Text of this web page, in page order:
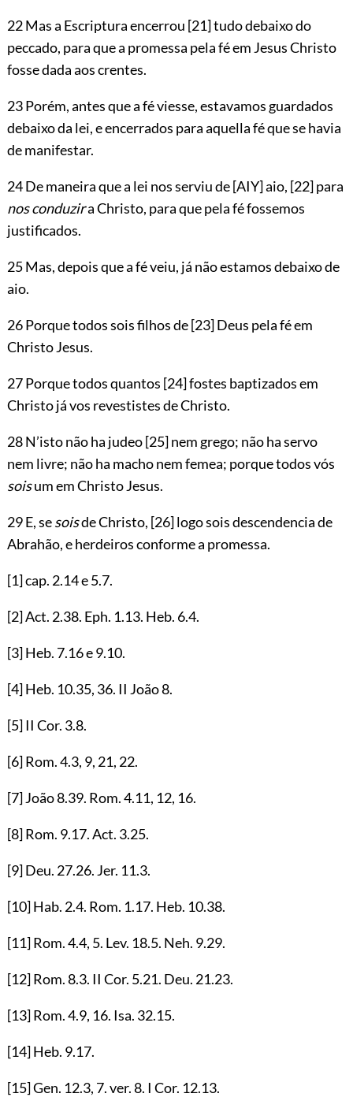
22 Mas a Escriptura encerrou [21]tudo debaixo do
peccado, para que a promessa pela fé em Jesus Christo
fosse dada aos crentes.
23 Porém, antes que a fé viesse, estavamos guardados
debaixo da lei, e encerrados para aquella fé que se havia
de manifestar.
24 De maneira que a lei nos serviu de[AIY]aio, [22]para
nos conduzira Christo, para que pela fé fossemos
justificados.
25 Mas, depois que a fé veiu, já não estamos debaixo de
aio.
26 Porque todos sois filhos de[23]Deus pela fé em
Christo Jesus.
27 Porque todos quantos [24]fostes baptizados em
Christo já vos revestistes de Christo.
28 N’isto não ha judeo[25]nem grego; não ha servo
nem livre; não ha macho nem femea; porque todos vós
soisum em Christo Jesus.
29 E, sesoisde Christo, [26]logo sois descendencia de
Abrahão, e herdeiros conforme a promessa.
[1]cap. 2.14e5.7.
[2]Act. 2.38. Eph. 1.13. Heb. 6.4.
[3]Heb. 7.16e9.10.
[4]Heb. 10.35, 36. II João8.
[5]II Cor. 3.8.
[6]Rom.4.3, 9, 21, 22.
[7]João8.39. Rom.4.11, 12, 16.
[8]Rom. 9.17. Act. 3.25.
[9]Deu. 27.26. Jer. 11.3.
[10]Hab. 2.4. Rom. 1.17. Heb. 10.38.
[11]Rom.4.4, 5. Lev. 18.5. Neh. 9.29.
[12]Rom.8.3. II Cor. 5.21. Deu. 21.23.
[13]Rom.4.9, 16. Isa. 32.15.
[14]Heb. 9.17.
[15]Gen. 12.3, 7. ver.8. I Cor. 12.13.